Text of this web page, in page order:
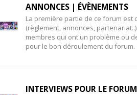
ANNONCES | ÉVÈNEMENTS
La première partie de ce forum
(règlement, annonces,
membres qui ont un problème ou
pour le bon déroulement du forum.
INTERVIEWS POUR LE FORUM